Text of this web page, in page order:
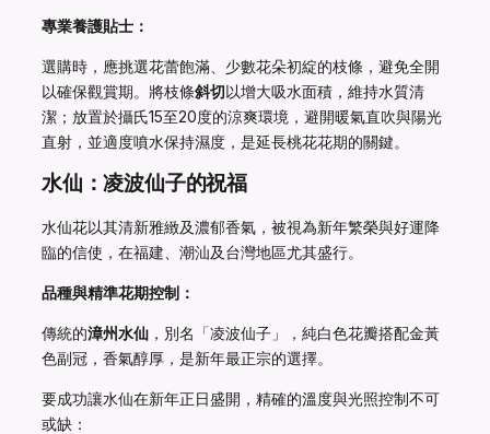
專業養護貼士：
選購時，應挑選花蕾飽滿、少數花朵初綻的枝條，避免全開
以確保觀賞期。將枝條斜切以增大吸水面積，維持水質清
潔；放置於攝氏15至20度的涼爽環境，避開暖氣直吹與陽光
直射，並適度噴水保持濕度，是延長桃花花期的關鍵。
水仙：凌波仙子的祝福
水仙花以其清新雅緻及濃郁香氣，被視為新年繁榮與好運降
臨的信使，在福建、潮汕及台灣地區尤其盛行。
品種與精準花期控制：
傳統的漳州水仙 ，別名「凌波仙子」，純白色花瓣搭配金黃
色副冠，香氣醇厚，是新年最正宗的選擇。
要成功讓水仙在新年正日盛開，精確的溫度與光照控制不可
或缺：